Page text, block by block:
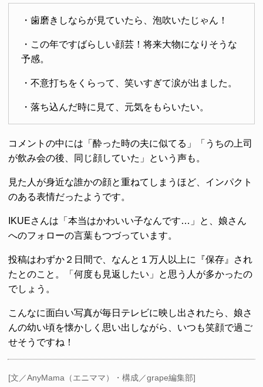
・歯磨きしならが見ていたら、泡吹いたじゃん！
・この年ですばらしい顔芸！将来大物になりそうな
予感。
・不意打ちをくらって、笑いすぎて涙が出ました。
・落ち込んだ時に見て、元気をもらいたい。
コメントの中には「酔った時の夫に似てる」「うちの上司
が飲み会の後、同じ顔していた」という声も。
見た人が身近な誰かの顔と重ねてしまうほど、インパクト
のある表情だったようです。
IKUEさんは「本当はかわいい子なんです…」と、娘さん
へのフォローの言葉もつづっています。
投稿はわずか２日間で、なんと１万人以上に『保存』され
たとのこと。「何度も見返したい」と思う人が多かったの
でしょう。
こんなに面白い写真が毎日テレビに映し出されたら、娘さ
んの幼い頃を懐かしく思い出しながら、いつも笑顔で過ご
せそうですね！
[文／AnyMama（エニママ）・構成／grape編集部]